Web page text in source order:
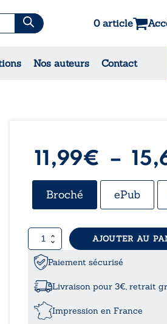
0 article
Nos auteurs Contact
& Contes
11,99€ –
Broché ePub
quantité
de
Haïkus
pour
passer
temps
AJOUTER AU
Paiement sécurisé
Livraison pour 3€, retrait
Impression en France